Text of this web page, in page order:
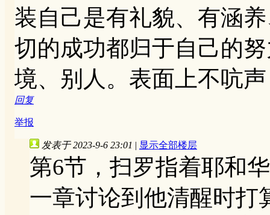
装自己是有礼貌、有涵
切的成功都归于自己的
境、别人。表面上不吭
回复
举报
发表于 2023-9-6 23:01 | 显示全部楼层
第6节，扫罗指着耶和
一章讨论到他清醒时打